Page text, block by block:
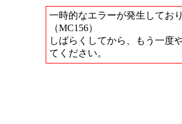
一時的なエラーが発生しており
（MC156）
しばらくしてから、もう一度
てください。